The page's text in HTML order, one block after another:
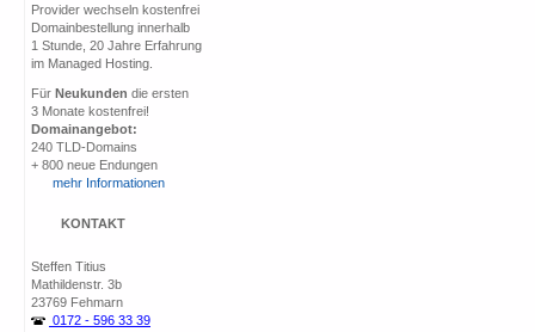
Provider wechseln kostenfrei
Domainbestellung innerhalb
1 Stunde, 20 Jahre Erfahrung
im Managed Hosting.
Für Neukunden die ersten
3 Monate kostenfrei!
Domainangebot:
240 TLD-Domains
+ 800 neue Endungen
mehr Informationen
KONTAKT
Steffen Titius
Mathildenstr. 3b
23769 Fehmarn
0172 - 596 33 39